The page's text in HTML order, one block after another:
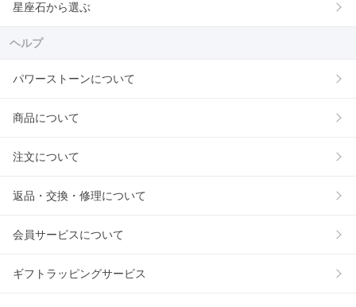
星座石から選ぶ
ヘルプ
パワーストーンについて
商品について
注文について
返品・交換・修理について
会員サービスについて
ギフトラッピングサービス